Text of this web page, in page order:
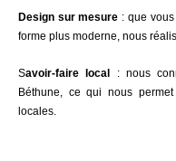
Design sur mesure : que
forme plus moderne, nous
Savoir-faire local
: nous
Béthune, ce qui nous
locales.